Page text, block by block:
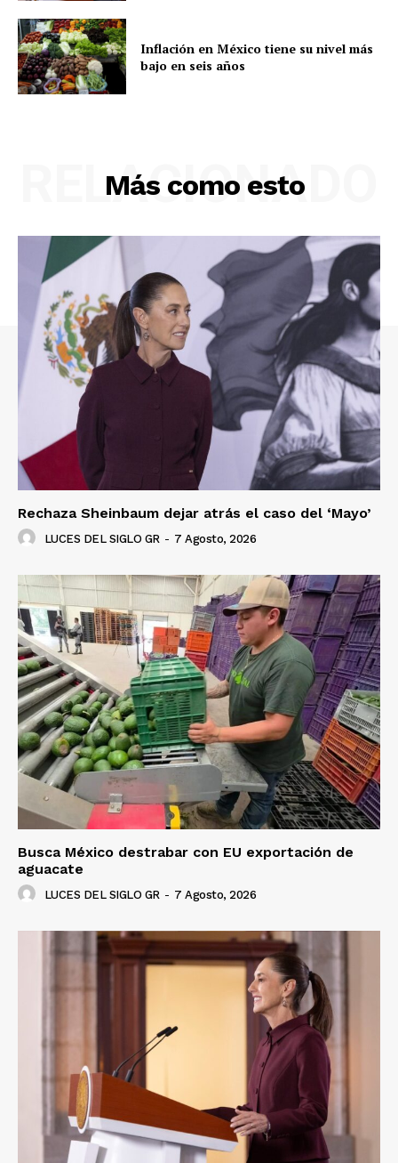
Inflación en México tiene su nivel más
bajo en seis años
Más como esto
RELACIONADO
Rechaza Sheinbaum dejar atrás el caso del ‘Mayo’
LUCES DEL SIGLO GR - 7 Agosto, 2026
Busca México destrabar con EU exportación de
aguacate
LUCES DEL SIGLO GR - 7 Agosto, 2026